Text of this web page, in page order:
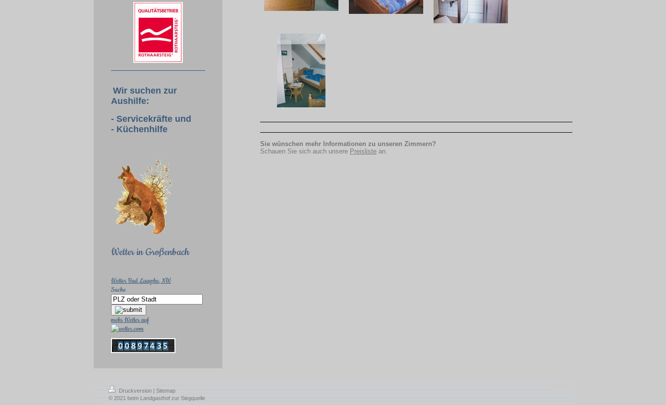
Wir suchen zur
Aushilfe:
- Servicekräfte und
- Küchenhilfe
Wetter in Großenbach
Wetter Bad Laasphe, NW
Suche
mehr Wetter auf
Sie wünschen mehr Informationen zu unseren Zimmern?
Schauen Sie sich auch unsere Preisliste an.
Druckversion | Sitemap
© 2021 beim Landgasthof zur Siegquelle